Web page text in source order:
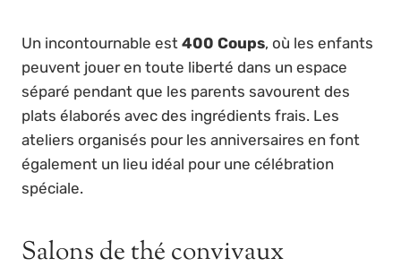
Un incontournable est 400 Coups, où les enfants
peuvent jouer en toute liberté dans un espace
séparé pendant que les parents savourent des
plats élaborés avec des ingrédients frais. Les
ateliers organisés pour les anniversaires en font
également un lieu idéal pour une célébration
spéciale.
Salons de thé convivaux